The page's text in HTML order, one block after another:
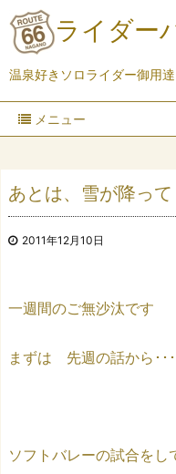
ライダー
温泉好きソロライダー御用達
メニュー
あとは、雪が降っ
2011年12月10日
一週間のご無沙汰です
まずは 先週の話から･･･
ソフトバレーの試合をし